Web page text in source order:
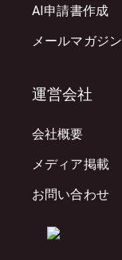
AI申請書作成
メールマガジン
運営会社
会社概要
メディア掲載
お問い合わせ